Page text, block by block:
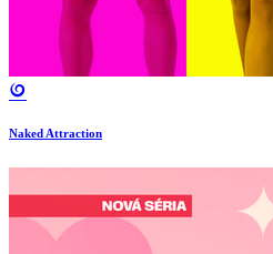
Naked Attraction